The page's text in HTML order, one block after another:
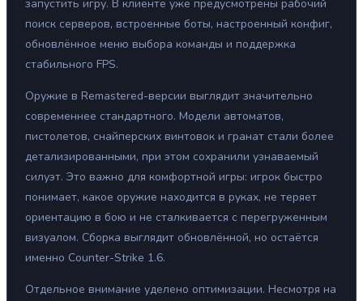
запустить игру. В клиенте уже предусмотрены рабочий
поиск серверов, встроенные боты, настроенный конфиг,
обновлённое меню выбора команды и поддержка
стабильного FPS.
Оружие в Remastered-версии выглядит значительно
современнее стандартного. Модели автоматов,
пистолетов, снайперских винтовок и гранат стали более
детализированными, при этом сохранили узнаваемый
силуэт. Это важно для комфортной игры: игрок быстро
понимает, какое оружие находится в руках, не теряет
ориентацию в бою и не сталкивается с перегруженным
визуалом. Сборка выглядит обновлённой, но остаётся
именно Counter-Strike 1.6.
Отдельное внимание уделено оптимизации. Несмотря на